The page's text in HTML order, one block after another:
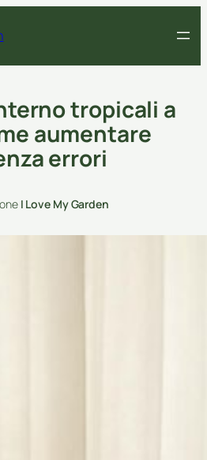
tropicali a
aumentare
errori
I Love My Garden